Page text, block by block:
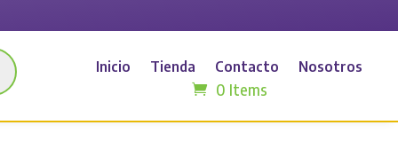
Inicio Tienda Contacto Nosotros
0 Items